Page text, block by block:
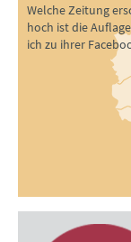
Welche Zeitung
hoch ist die
ich zu ihrer